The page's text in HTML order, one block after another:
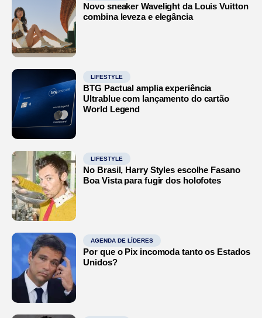
Novo sneaker Wavelight da Louis Vuitton
combina leveza e elegância
LIFESTYLE
BTG Pactual amplia experiência
Ultrablue com lançamento do cartão
World Legend
LIFESTYLE
No Brasil, Harry Styles escolhe Fasano
Boa Vista para fugir dos holofotes
AGENDA DE LÍDERES
Por que o Pix incomoda tanto os Estados
Unidos?